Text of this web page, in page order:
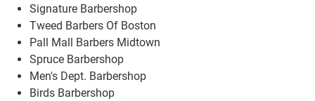
Signature Barbershop
Tweed Barbers Of Boston
Pall Mall Barbers Midtown
Spruce Barbershop
Men's Dept. Barbershop
Birds Barbershop